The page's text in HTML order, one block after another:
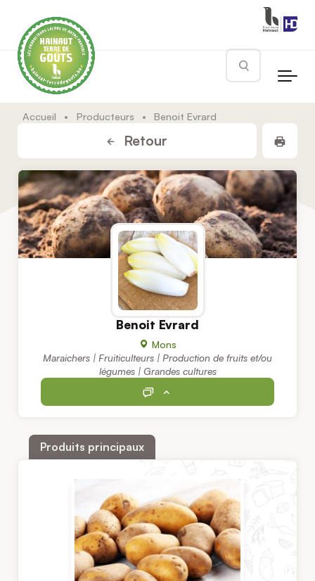
Rechercher
Accueil • Producteurs • Benoit Evrard
Retour
Benoit Evrard
Mons
Maraichers | Fruiticulteurs | Production de fruits et/ou
légumes | Grandes cultures
Produits principaux